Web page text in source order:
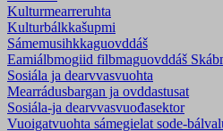
Kulturmearreruhta
Kulturbálkkašupmi
Sámemusihkkaguovddáš
Eamiálbmogiid filbmaguovddáš
Sosiála ja dearvvasvuohta
Mearrádusbargan ja ovddastusat
Sosiála-ja dearvvasvuođasektor
Vuoigatvuohta sámegielat sode-